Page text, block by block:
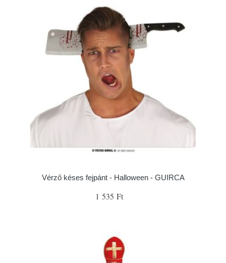
Vérző késes fejpánt - Halloween - GUIRCA
1 535 Ft